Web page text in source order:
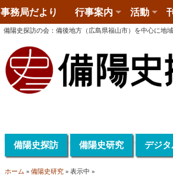
事務局だより 行事案内 活動
備陽史探訪の会 ： 備後地方（広島県福山市）を中心に地
備陽史探訪 備陽史研究 デジ
ホーム »備陽史研究 » 表示中 »